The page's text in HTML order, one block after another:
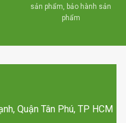
sản phẩm, bảo hành sản
phẩm
Quận Tân Phú, TP HCM